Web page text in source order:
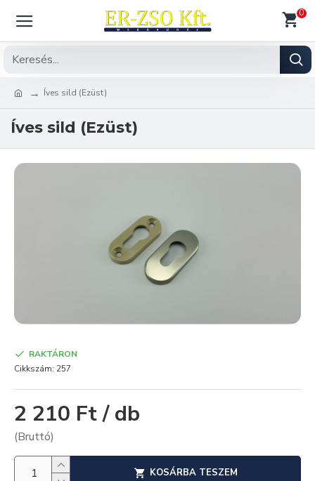
0
Íves sild (Ezüst)
Íves sild (Ezüst)
2 210 Ft / db
(Bruttó)
RAKTÁRON
Cikkszám: 257
KOSÁRBA TESZEM